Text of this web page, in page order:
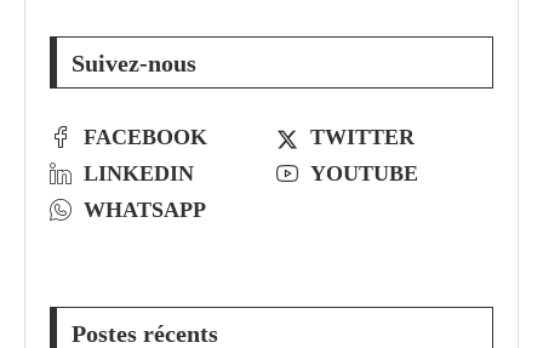
Suivez-nous
FACEBOOK
TWITTER
LINKEDIN
YOUTUBE
WHATSAPP
Postes récents